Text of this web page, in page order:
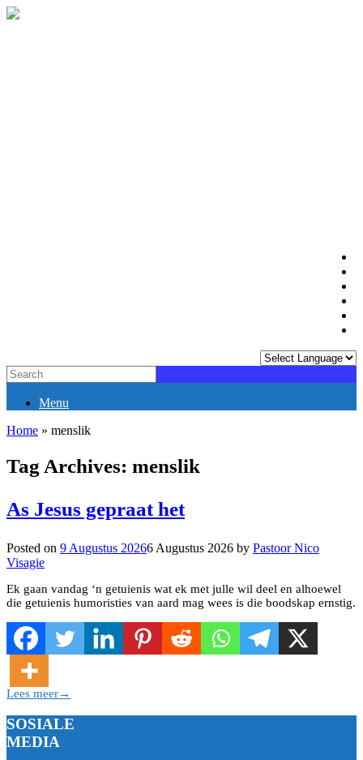
Menu
Home » menslik
Tag Archives: menslik
As Jesus gepraat het
Posted on 9 Augustus 20266 Augustus 2026 by Pastoor Nico
Visagie
Ek gaan vandag ‘n getuienis wat ek met julle wil deel en alhoewel
die getuienis humoristies van aard mag wees is die boodskap ernstig.
Lees meer→
SOSIALE
MEDIA